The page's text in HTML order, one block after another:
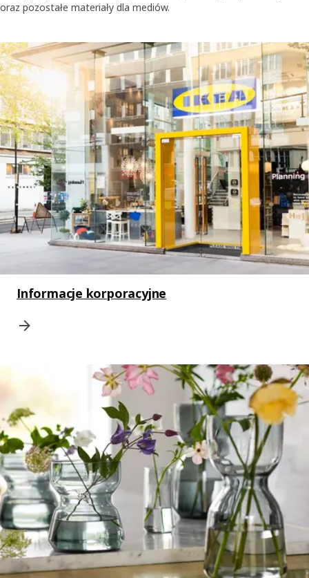
oraz pozostałe materiały dla mediów.
Informacje korporacyjne